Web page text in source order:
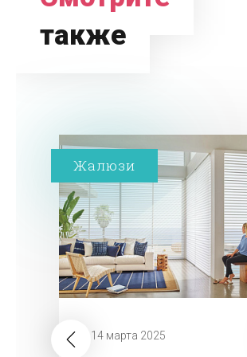
также
14 марта 2025
Жалюзи